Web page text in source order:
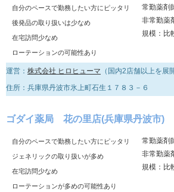
自分のペースで勤務したい方にピッタリ
後発品の取り扱いは少なめ
在宅訪問少なめ
ローテーションの可能性あり
常勤薬剤
非常勤薬
規模：比
運営： 株式会社 ヒロヒューマ （国内2店舗以上を展
住所：兵庫県丹波市氷上町石生１７８３－６
ゴダイ薬局 花の里店(兵庫県丹波市)
自分のペースで勤務したい方にピッタリ
ジェネリックの取り扱いが多め
在宅訪問少なめ
ローテーションが多めの可能性あり
常勤薬剤
非常勤薬
規模：比